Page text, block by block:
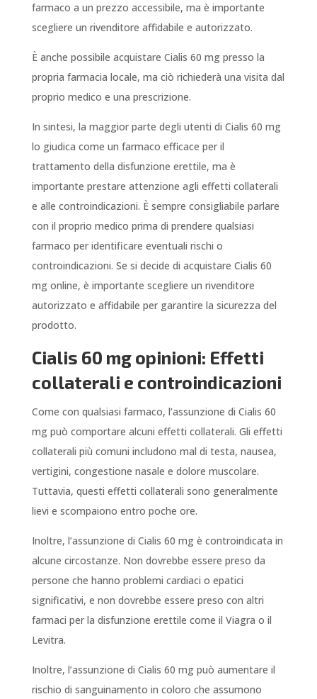
farmaco a un prezzo accessibile, ma è importante
scegliere un rivenditore affidabile e autorizzato.
È anche possibile acquistare Cialis 60 mg presso la
propria farmacia locale, ma ciò richiederà una visita dal
proprio medico e una prescrizione.
In sintesi, la maggior parte degli utenti di Cialis 60 mg
lo giudica come un farmaco efficace per il
trattamento della disfunzione erettile, ma è
importante prestare attenzione agli effetti collaterali
e alle controindicazioni. È sempre consigliabile parlare
con il proprio medico prima di prendere qualsiasi
farmaco per identificare eventuali rischi o
controindicazioni. Se si decide di acquistare Cialis 60
mg online, è importante scegliere un rivenditore
autorizzato e affidabile per garantire la sicurezza del
prodotto.
Cialis 60 mg opinioni: Effetti
collaterali e controindicazioni
Come con qualsiasi farmaco, l’assunzione di Cialis 60
mg può comportare alcuni effetti collaterali. Gli effetti
collaterali più comuni includono mal di testa, nausea,
vertigini, congestione nasale e dolore muscolare.
Tuttavia, questi effetti collaterali sono generalmente
lievi e scompaiono entro poche ore.
Inoltre, l’assunzione di Cialis 60 mg è controindicata in
alcune circostanze. Non dovrebbe essere preso da
persone che hanno problemi cardiaci o epatici
significativi, e non dovrebbe essere preso con altri
farmaci per la disfunzione erettile come il Viagra o il
Levitra.
Inoltre, l’assunzione di Cialis 60 mg può aumentare il
rischio di sanguinamento in coloro che assumono